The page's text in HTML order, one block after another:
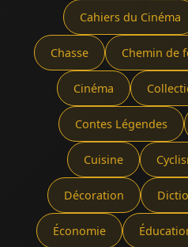
Cahiers du Cinéma
Chasse Chemin de
Cinéma
Contes Légendes
Cuisine
Décoration
Économie